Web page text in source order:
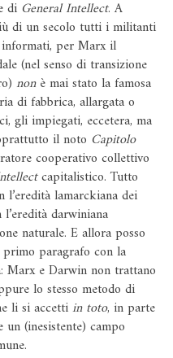
di General Intellect. A
di un secolo tutti i militanti
per Marx il
(nel senso di transizione
nonè mai stato la famosa
di fabbrica, allargata o
gli impiegati, eccetera, ma
il noto Capitolo
cooperativo collettivo
capitalistico. Tutto
lamarckiana dei
darwiniana
naturale. E allora posso
paragrafo con la
Marx e Darwin non trattano
lo stesso metodo di
li si accettiin toto, in parte
(inesistente) campo